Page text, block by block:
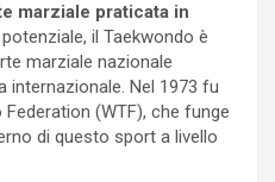
marziale praticata in
il Taekwondo è
marziale nazionale
internazionale. Nel 1973 fu
(WTF), che funge
di questo sport a livello